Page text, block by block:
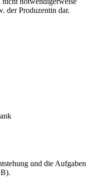
der Produzentin dar.
und die Aufgaben